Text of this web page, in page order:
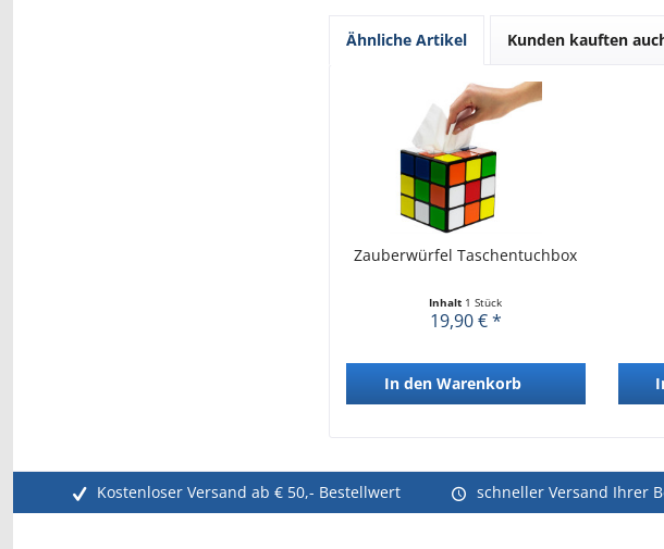
Ähnliche Artikel Kunden kauften
Zauberwürfel Taschentuchbox
Inhalt 1 Stück
19,90 € *
In den Warenkorb
Kostenloser Versand ab € 50,- Bestellwert schneller Versand Ihrer